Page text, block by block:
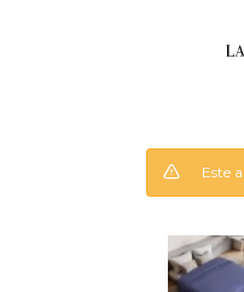
Este